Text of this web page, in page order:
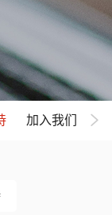
加入我们